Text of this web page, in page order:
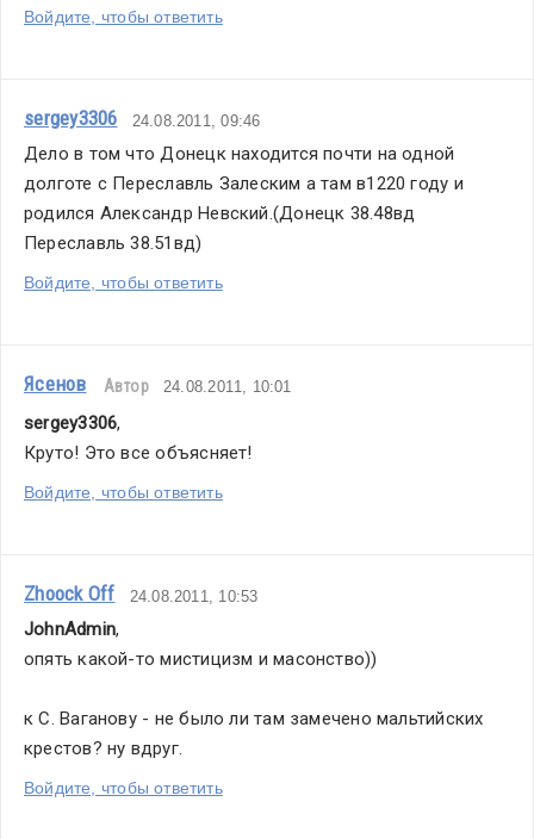
Войдите, чтобы ответить
sergey3306 24.08.2011, 09:46
Дело в том что Донецк находится почти на одной
долготе с Переславль Залеским а там в1220 году и
родился Александр Невский.(Донецк 38.48вд
Переславль 38.51вд)
Войдите, чтобы ответить
Ясенов Автор 24.08.2011, 10:01
sergey3306,
Круто! Это все объясняет!
Войдите, чтобы ответить
Zhoock Off 24.08.2011, 10:53
JohnAdmin,
опять какой-то мистицизм и масонство))
к С. Ваганову - не было ли там замечено мальтийских
крестов? ну вдруг.
Войдите, чтобы ответить